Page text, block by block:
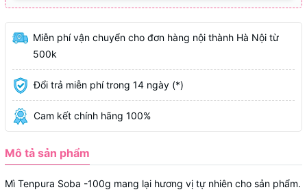
Miễn phí vận chuyển cho đơn hàng nội thành Hà Nội từ
500k
Đổi trả miễn phí trong 14 ngày (*)
Cam kết chính hãng 100%
Mô tả sản phẩm
Mì Tenpura Soba -100g mang lại hương vị tự nhiên cho sản phẩm.